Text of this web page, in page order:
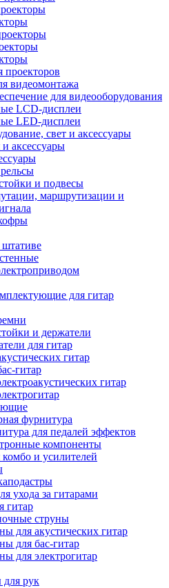
проекторов
видеомонтажа
для видеооборудования
LCD-дисплеи
LED-дисплеи
свет и аксессуары
аксессуары
и подвесы
маршрутизации и
для гитар
и держатели
для гитар
гитар
гитар
гитар
фурнитура
для педалей эффектов
компоненты
и усилителей
ухода за гитарами
гитар
струны
для акустических гитар
для бас-гитар
для электрогитар
рук